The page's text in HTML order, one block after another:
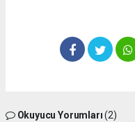
Okuyucu Yorumları(2)